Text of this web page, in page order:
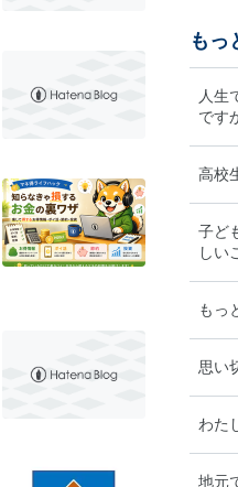
もっ
人生
です
高校
子ど
しい
もっ
思い
わた
地元